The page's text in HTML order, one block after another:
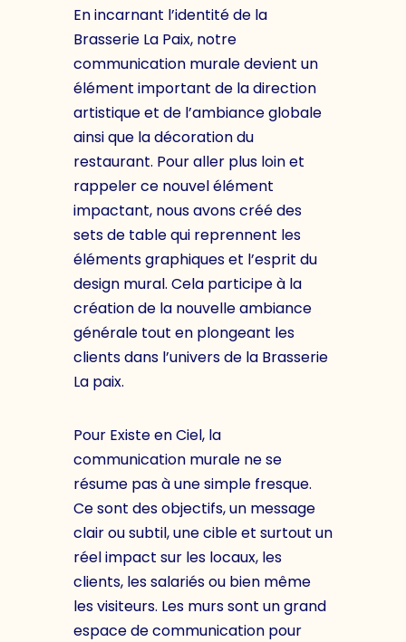
En incarnant l’identité de la
Brasserie La Paix, notre
communication murale devient un
élément important de la direction
artistique et de l’ambiance globale
ainsi que la décoration du
restaurant. Pour aller plus loin et
rappeler ce nouvel élément
impactant, nous avons créé des
sets de table qui reprennent les
éléments graphiques et l’esprit du
design mural. Cela participe à la
création de la nouvelle ambiance
générale tout en plongeant les
clients dans l’univers de la Brasserie
La paix.
Pour Existe en Ciel, la
communication murale ne se
résume pas à une simple fresque.
Ce sont des objectifs, un message
clair ou subtil, une cible et surtout un
réel impact sur les locaux, les
clients, les salariés ou bien même
les visiteurs. Les murs sont un grand
espace de communication pour